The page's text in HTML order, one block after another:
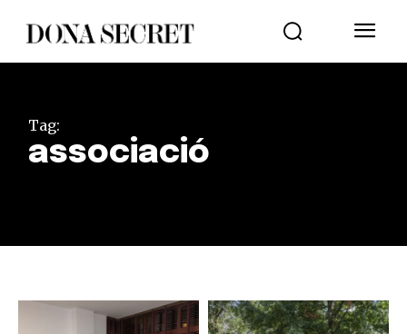
Tag:
associació